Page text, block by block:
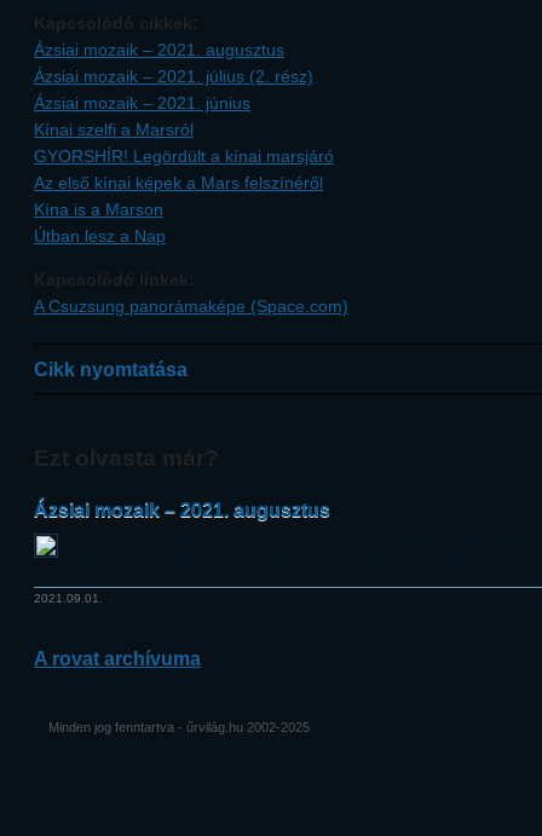
Kapcsolódó cikkek:
Ázsiai mozaik – 2021. augusztus
Ázsiai mozaik – 2021. július (2. rész)
Ázsiai mozaik – 2021. június
Kínai szelfi a Marsról
GYORSHÍR! Legördült a kínai marsjáró
Az első kínai képek a Mars felszínéről
Kína is a Marson
Útban lesz a Nap
Kapcsolódó linkek:
A Csuzsung panorámaképe (Space.com)
Cikk nyomtatása
Ezt olvasta már?
Ázsiai mozaik – 2021. augusztus
2021.09.01.
A rovat archívuma
Minden jog fenntartva - űrvilág.hu 2002-2025